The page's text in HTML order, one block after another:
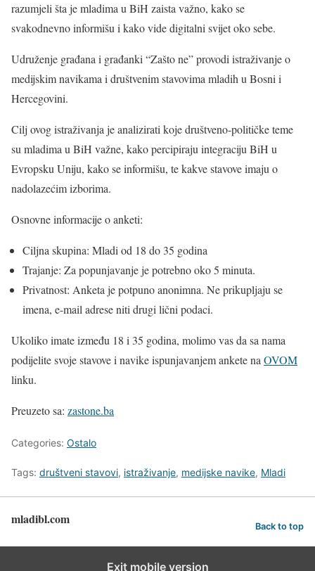
razumjeli šta je mladima u BiH zaista važno, kako se
svakodnevno informišu i kako vide digitalni svijet oko sebe.
Udruženje građana i građanki “Zašto ne” provodi istraživanje o
medijskim navikama i društvenim stavovima mladih u Bosni i
Hercegovini.
Cilj ovog istraživanja je analizirati koje društveno-političke teme
su mladima u BiH važne, kako percipiraju integraciju BiH u
Evropsku Uniju, kako se informišu, te kakve stavove imaju o
nadolazećim izborima.
Osnovne informacije o anketi:
Ciljna skupina: Mladi od 18 do 35 godina
Trajanje: Za popunjavanje je potrebno oko 5 minuta.
Privatnost: Anketa je potpuno anonimna. Ne prikupljaju se
imena, e-mail adrese niti drugi lični podaci.
Ukoliko imate između 18 i 35 godina, molimo vas da sa nama
podijelite svoje stavove i navike ispunjavanjem ankete na OVOM
linku.
Preuzeto sa: zastone.ba
Categories: Ostalo
Tags: društveni stavovi, istraživanje, medijske navike, Mladi
mladibl.com Back to top
Exit mobile version